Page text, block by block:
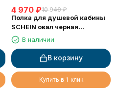
4 970 ₽10 940 ₽
Полка для душевой кабины
SCHEIN овал черная
(9312MB)
В наличии
В корзину
Купить в 1 клик